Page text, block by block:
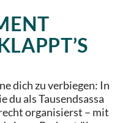
dich zu verbiegen: In
du als Tausendsassa
organisierst – mit